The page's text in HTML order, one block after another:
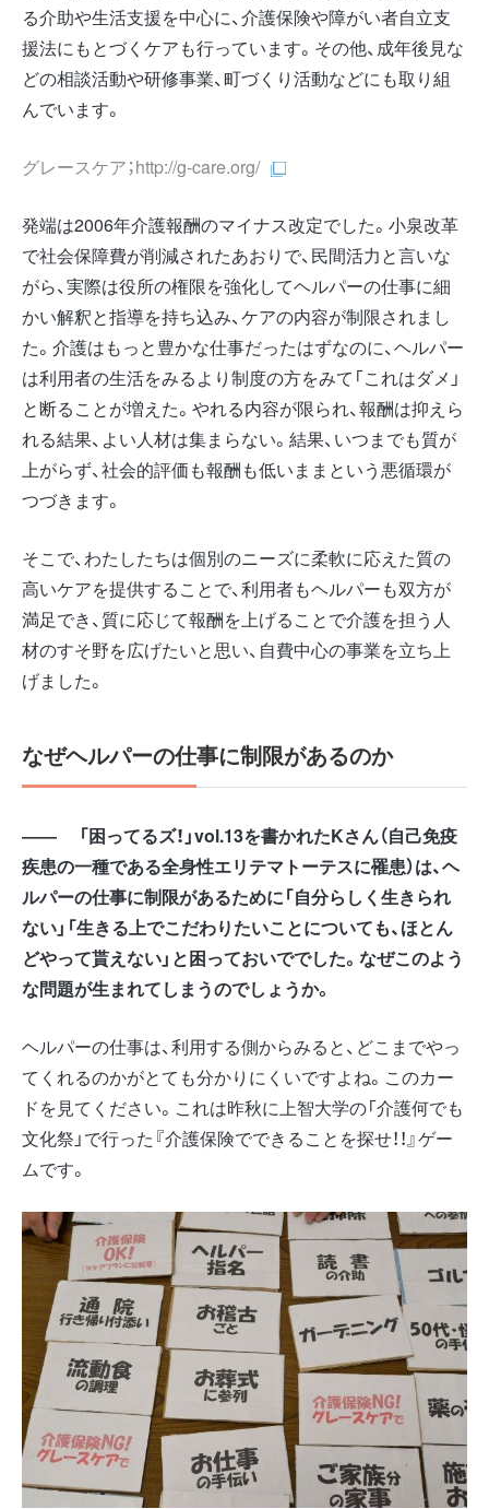
る介助や生活支援を中心に、介護保険や障がい者自立支
援法にもとづくケアも行っています。その他、成年後見な
どの相談活動や研修事業、町づくり活動などにも取り組
んでいます。
グレースケア；http://g-care.org/
発端は2006年介護報酬のマイナス改定でした。小泉改革
で社会保障費が削減されたあおりで、民間活力と言いな
がら、実際は役所の権限を強化してヘルパーの仕事に細
かい解釈と指導を持ち込み、ケアの内容が制限されまし
た。介護はもっと豊かな仕事だったはずなのに、ヘルパー
は利用者の生活をみるより制度の方をみて「これはダメ」
と断ることが増えた。やれる内容が限られ、報酬は抑えら
れる結果、よい人材は集まらない。結果、いつまでも質が
上がらず、社会的評価も報酬も低いままという悪循環が
つづきます。
そこで、わたしたちは個別のニーズに柔軟に応えた質の
高いケアを提供することで、利用者もヘルパーも双方が
満足でき、質に応じて報酬を上げることで介護を担う人
材のすそ野を広げたいと思い、自費中心の事業を立ち上
げました。
なぜヘルパーの仕事に制限があるのか
―― 「困ってるズ！」vol.13を書かれたKさん（自己免疫
疾患の一種である全身性エリテマトーテスに罹患）は、ヘ
ルパーの仕事に制限があるために「自分らしく生きられ
ない」「生きる上でこだわりたいことについても、ほとん
どやって貰えない」と困っておいででした。なぜこのよう
な問題が生まれてしまうのでしょうか。
ヘルパーの仕事は、利用する側からみると、どこまでやっ
てくれるのかがとても分かりにくいですよね。このカー
ドを見てください。これは昨秋に上智大学の「介護何でも
文化祭」で行った『介護保険でできることを探せ！！』ゲー
ムです。